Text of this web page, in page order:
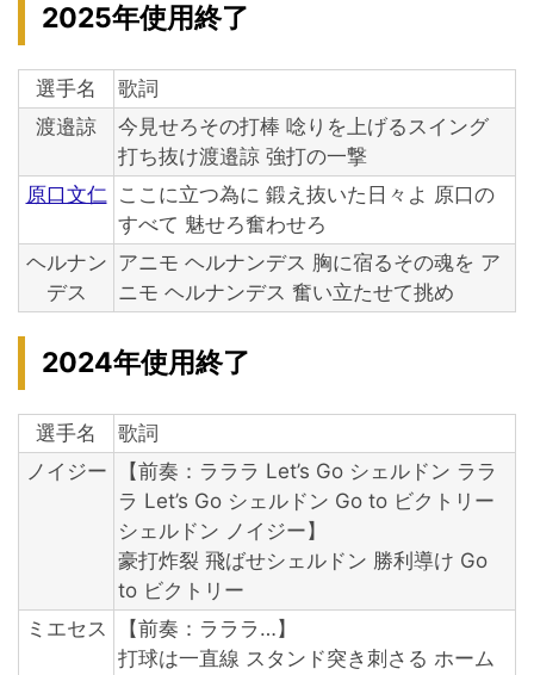
2025年使用終了
選手名
歌詞
渡邉諒
今見せろその打棒 唸りを上げるスイング
打ち抜け渡邉諒 強打の一撃
原口文仁 ここに立つ為に 鍛え抜いた日々よ 原口の
すべて 魅せろ奮わせろ
ヘルナン
デス
アニモ ヘルナンデス 胸に宿るその魂を ア
ニモ ヘルナンデス 奮い立たせて挑め
2024年使用終了
選手名
歌詞
ノイジー
【前奏：ラララ Let’s Go シェルドン ララ
ラ Let’s Go シェルドン Go to ビクトリー
シェルドン ノイジー】
豪打炸裂 飛ばせシェルドン 勝利導け Go
to ビクトリー
ミエセス
【前奏：ラララ…】
打球は一直線 スタンド突き刺さる ホーム